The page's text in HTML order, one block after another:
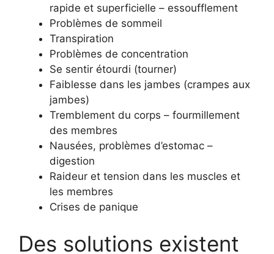
rapide et superficielle – essoufflement
Problèmes de sommeil
Transpiration
Problèmes de concentration
Se sentir étourdi (tourner)
Faiblesse dans les jambes (crampes aux
jambes)
Tremblement du corps – fourmillement
des membres
Nausées, problèmes d’estomac –
digestion
Raideur et tension dans les muscles et
les membres
Crises de panique
Des solutions existent